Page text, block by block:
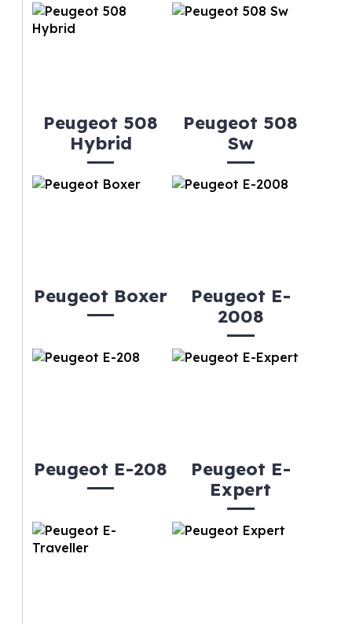
Peugeot 508
Hybrid
Peugeot 508
Sw
Peugeot Boxer
Peugeot E-
2008
Peugeot E-208
Peugeot E-
Expert